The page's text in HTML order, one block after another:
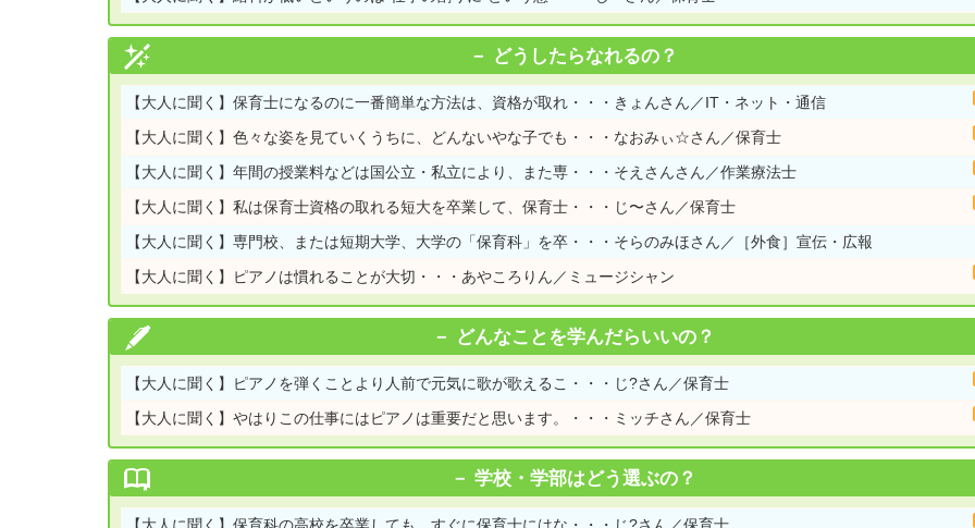
どうしたらなれるの？
【大人に聞く】 保育士になるのに一番簡単な方法は、資格が取れ・・・きょんさん／IT・ネット・通信
【大人に聞く】 色々な姿を見ていくうちに、どんないやな子でも・・・なおみぃ☆さん／保育士
【大人に聞く】 年間の授業料などは国公立・私立により、また専・・・そえさんさん／作業療法士
【大人に聞く】 私は保育士資格の取れる短大を卒業して、保育士・・・じ〜さん／保育士
【大人に聞く】 専門校、または短期大学、大学の「保育科」を卒・・・そらのみほさん／［外食］宣伝・広報
【大人に聞く】
ピアノは慣れることが大切・・・あやころりん／ミュージシャン
どんなことを学んだらいいの？
【大人に聞く】
ピアノを弾くことより人前で元気に歌が歌えるこ・・・じ?さん／保育士
【大人に聞く】 やはりこの仕事にはピアノは重要だと思います。・・・ミッチさん／保育士
学校・学部はどう選ぶの？
【大人に聞く】 保育科の高校を卒業しても、すぐに保育士にはな・・・じ?さん／保育士